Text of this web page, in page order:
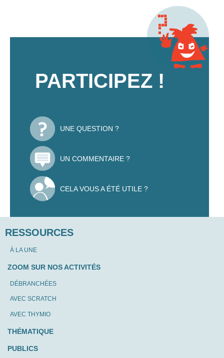
PARTICIPEZ !
UNE QUESTION ?
UN COMMENTAIRE ?
CELA VOUS A ÉTÉ UTILE ?
RESSOURCES
À LA UNE
ZOOM SUR NOS ACTIVITÉS
DÉBRANCHÉES
AVEC SCRATCH
AVEC THYMIO
THÉMATIQUE
PUBLICS